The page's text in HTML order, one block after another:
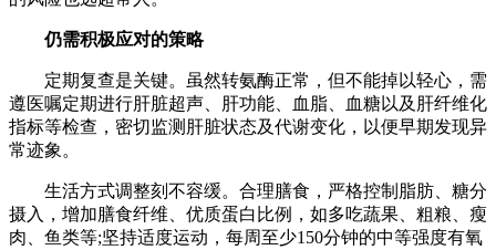
仍需积极应对的策略
定期复查是关键。虽然转氨酶正常，但不能掉以轻心，需
遵医嘱定期进行肝脏超声、肝功能、血脂、血糖以及肝纤维化
指标等检查，密切监测肝脏状态及代谢变化，以便早期发现异
常迹象。
生活方式调整刻不容缓。合理膳食，严格控制脂肪、糖分
摄入，增加膳食纤维、优质蛋白比例，如多吃蔬果、粗粮、瘦
肉、鱼类等;坚持适度运动，每周至少150分钟的中等强度有氧